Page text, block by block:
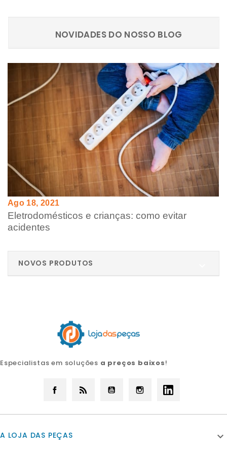
Ago 18, 2021
Eletrodomésticos e crianças: como evitar
acidentes
NOVIDADES DO NOSSO BLOG
NOVOS PRODUTOS
Especialistas em soluções a preços baixos!
Facebook YouTube Instagram
A LOJA DAS PEÇAS 